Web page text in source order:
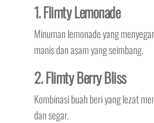
1. Flimty Lemonade
Minuman lemonade yang
manis dan asam yang seimbang.
2. Flimty Berry Bliss
Kombinasi buah beri yang lezat
dan segar.